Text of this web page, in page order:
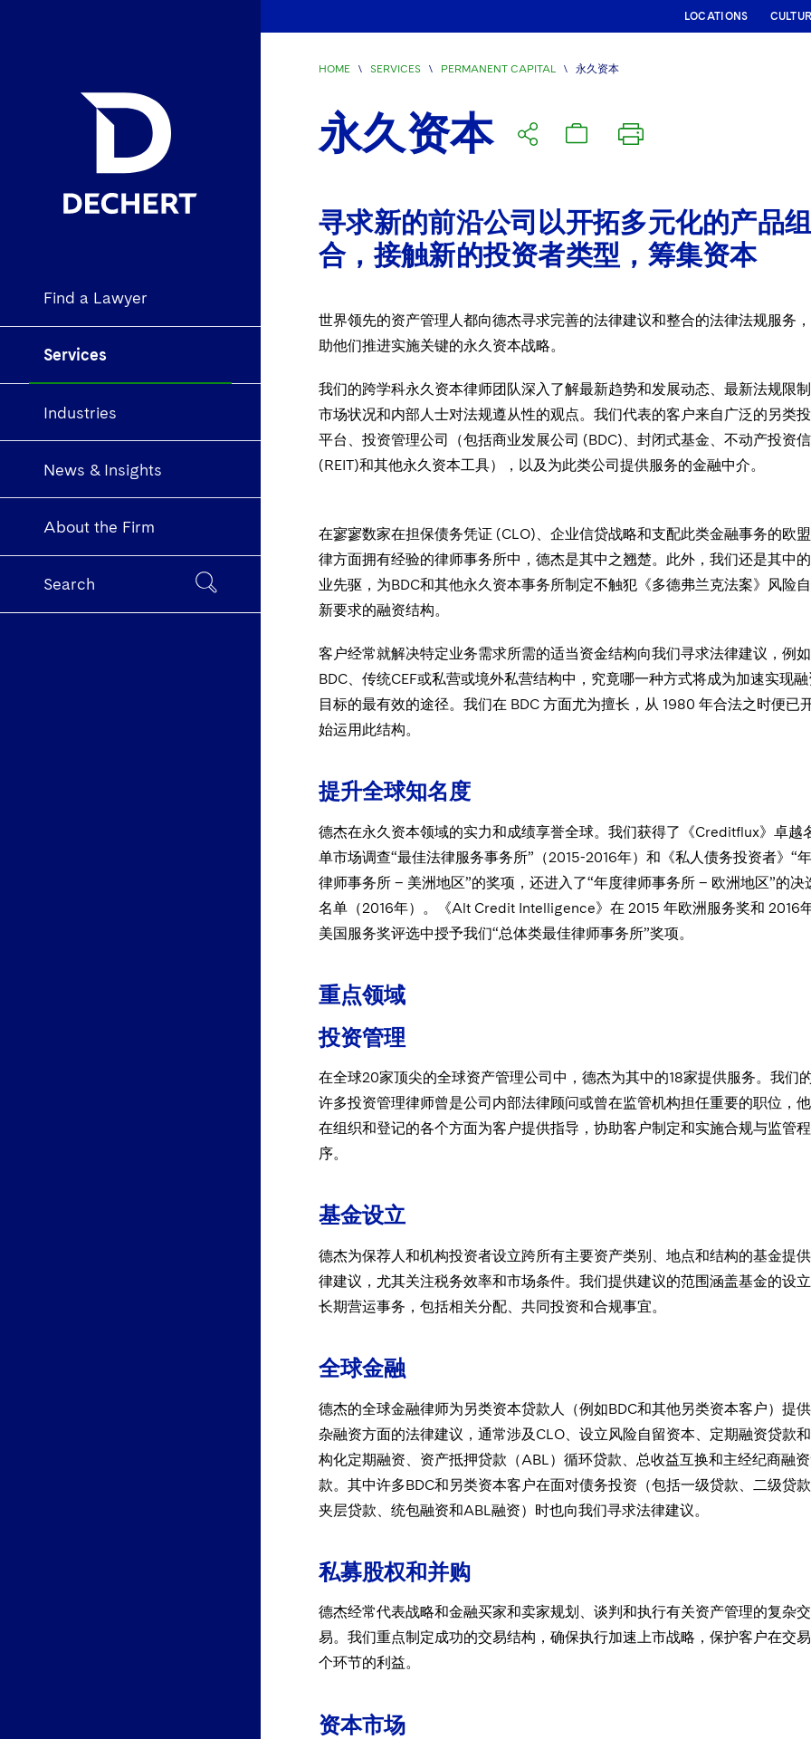
Find a Lawyer
Services
Industries
News & Insights
About the Firm
Search
LOCATIONS
HOME \ SERVICES \ PERMANENT CAPITAL \ 永久资本
永久资本
寻求新的前沿公司以开拓多元化的产品
合，接触新的投资者类型，筹集资本
世界领先的资产管理人都向德杰寻求完善的法律建议和整合的法律法规服务
助他们推进实施关键的永久资本战略。
我们的跨学科永久资本律师团队深入了解最新趋势和发展动态、最新法规限制
市场状况和内部人士对法规遵从性的观点。我们代表的客户来自广泛的另类
平台、投资管理公司（包括商业发展公司 (BDC)、封闭式基金、不动产投资
(REIT)和其他永久资本工具），以及为此类公司提供服务的金融中介
在寥寥数家在担保债务凭证 (CLO)、企业信贷战略和支配此类金融事务的欧
律方面拥有经验的律师事务所中，德杰是其中之翘楚。此外，我们还是其中
业先驱，为BDC和其他永久资本事务所制定不触犯《多德弗兰克法案》风险
新要求的融资结构。
客户经常就解决特定业务需求所需的适当资金结构向我们寻求法律建议，例
BDC、传统CEF或私营或境外私营结构中，究竟哪一种方式将成为加速实现融
目标的最有效的途径。我们在 BDC 方面尤为擅长，从 1980 年合法之时便已
始运用此结构。
提升全球知名度
德杰在永久资本领域的实力和成绩享誉全球。我们获得了《Creditflux》卓越
单市场调查“最佳法律服务事务所”（2015-2016年）和《私人债务投资者》“
律师事务所 – 美洲地区”的奖项，还进入了“年度律师事务所 – 欧洲地区”的决
名单（2016年）。《Alt Credit Intelligence》在 2015 年欧洲服务奖和 2016
美国服务奖评选中授予我们“总体类最佳律师事务所”奖项。
重点领域
投资管理
在全球20家顶尖的全球资产管理公司中，德杰为其中的18家提供服务。我们
许多投资管理律师曾是公司内部法律顾问或曾在监管机构担任重要的职位，
在组织和登记的各个方面为客户提供指导，协助客户制定和实施合规与监管程
序。
基金设立
德杰为保荐人和机构投资者设立跨所有主要资产类别、地点和结构的基金提
律建议，尤其关注税务效率和市场条件。我们提供建议的范围涵盖基金的设
长期营运事务，包括相关分配、共同投资和合规事宜。
全球金融
德杰的全球金融律师为另类资本贷款人（例如BDC和其他另类资本客户）提
杂融资方面的法律建议，通常涉及CLO、设立风险自留资本、定期融资贷款
构化定期融资、资产抵押贷款（ABL）循环贷款、总收益互换和主经纪商融
款。其中许多BDC和另类资本客户在面对债务投资（包括一级贷款、二级贷款
夹层贷款、统包融资和ABL融资）时也向我们寻求法律建议。
私募股权和并购
德杰经常代表战略和金融买家和卖家规划、谈判和执行有关资产管理的复杂交
易。我们重点制定成功的交易结构，确保执行加速上市战略，保护客户在交
个环节的利益。
资本市场